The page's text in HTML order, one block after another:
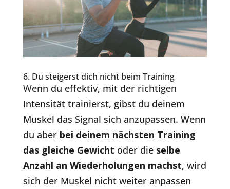
6. Du steigerst dich nicht beim Training
Wenn du effektiv, mit der richtigen
Intensität trainierst, gibst du deinem
Muskel das Signal sich anzupassen. Wenn
du aber bei deinem nächsten Training
das gleiche Gewicht oder die selbe
Anzahl an Wiederholungen machst, wird
sich der Muskel nicht weiter anpassen